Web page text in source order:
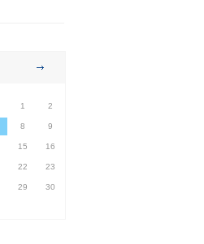
1
2
8 9
15 16
22 23
29 30